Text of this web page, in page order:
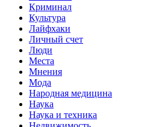
Криминал
Культура
Лайфхаки
Личный счет
Люди
Места
Мнения
Мода
Народная медицина
Наука
Наука и техника